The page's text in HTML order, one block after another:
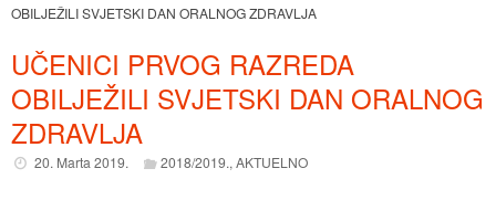
OBILJEŽILI SVJETSKI DAN ORALNOG ZDRAVLJA
UČENICI PRVOG RAZREDA
OBILJEŽILI SVJETSKI DAN ORALNOG
ZDRAVLJA
20. Marta 2019. 2018/2019.,AKTUELNO